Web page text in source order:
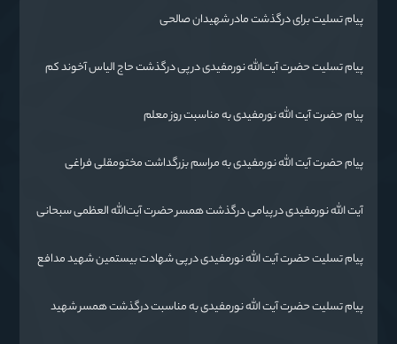
پیام تسلیت برای درگذشت مادر شهیدان صالحی
پیام تسلیت حضرت آیت‌الله نورمفیدی در پی درگذشت حاج الیاس آخوند کم
پیام حضرت آیت الله نورمفیدی به مناسبت روز معلم
پیام حضرت آیت الله نورمفیدی به مراسم بزرگداشت مختومقلی فراغی
آیت الله نورمفیدی در پیامی درگذشت همسر حضرت آیت‌الله العظمی سبحانی
پیام تسلیت حضرت آیت الله نورمفیدی در پی شهادت بیستمین شهید مدافع
پیام تسلیت حضرت آیت الله نورمفیدی به مناسبت درگذشت همسر شهید